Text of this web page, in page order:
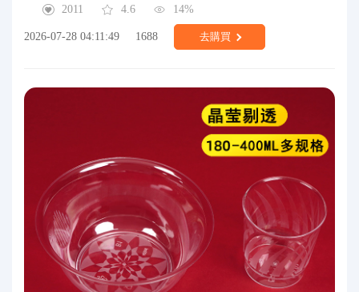
2011
4.6 14%
2026-07-28 04:11:49 1688 去購買